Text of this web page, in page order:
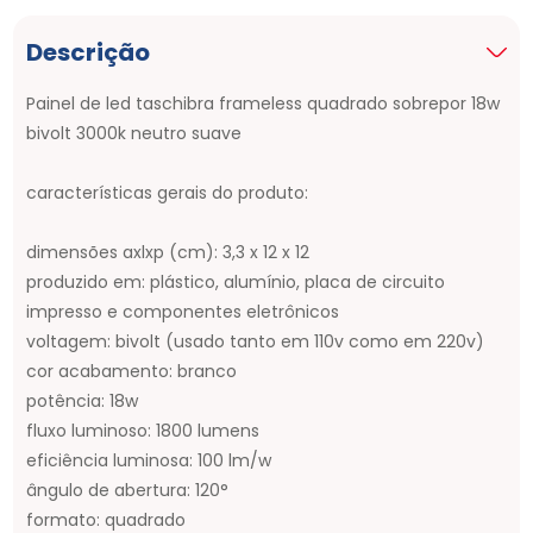
Descrição
Painel de led taschibra frameless quadrado sobrepor 18w
bivolt 3000k neutro suave
características gerais do produto:
dimensões axlxp (cm): 3,3 x 12 x 12
produzido em: plástico, alumínio, placa de circuito
impresso e componentes eletrônicos
voltagem: bivolt (usado tanto em 110v como em 220v)
cor acabamento: branco
potência: 18w
fluxo luminoso: 1800 lumens
eficiência luminosa: 100 lm/w
ângulo de abertura: 120°
formato: quadrado